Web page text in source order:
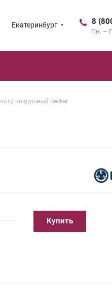
Екатеринбург 8
Пн. –
воздушный Becker
Купить